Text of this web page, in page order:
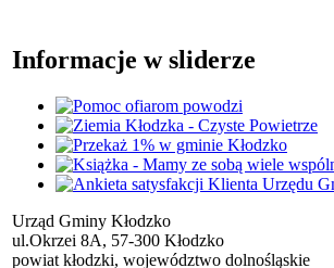
Informacje w sliderze
Urząd Gminy Kłodzko
ul.Okrzei 8A, 57-300 Kłodzko
powiat kłodzki, województwo dolnośląskie